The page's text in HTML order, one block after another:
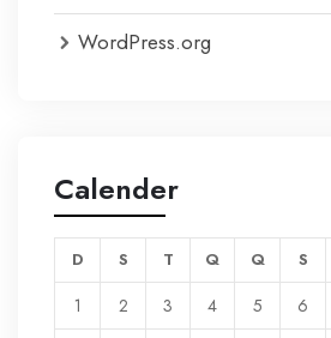
WordPress.org
Calender
D S T Q Q S
1 2 3 4 5 6